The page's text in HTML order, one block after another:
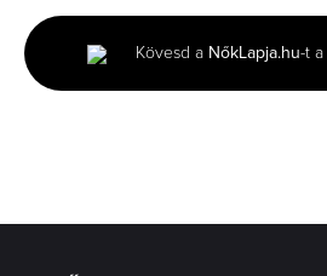
43
seconds
Kövesd a NőkLapja.hu-t